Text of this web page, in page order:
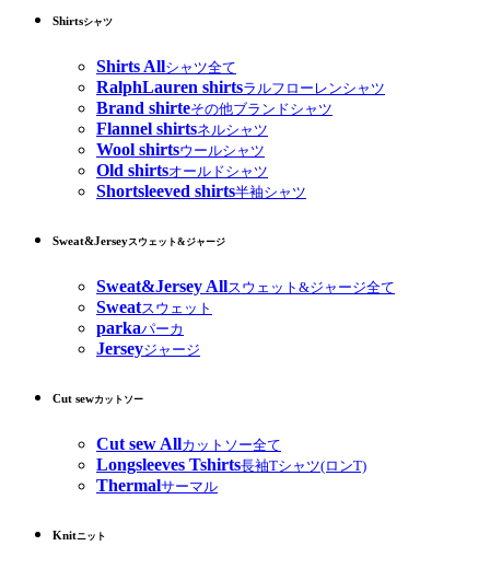
Shirtsシャツ
Shirts Allシャツ全て
RalphLauren shirtsラルフローレンシャツ
Brand shirteその他ブランドシャツ
Flannel shirtsネルシャツ
Wool shirtsウールシャツ
Old shirtsオールドシャツ
Shortsleeved shirts半袖シャツ
Sweat&Jerseyスウェット&ジャージ
Sweat&Jersey Allスウェット&ジャージ全て
Sweatスウェット
parkaパーカ
Jerseyジャージ
Cut sewカットソー
Cut sew Allカットソー全て
Longsleeves Tshirts長袖Tシャツ(ロンT)
Thermalサーマル
Knitニット